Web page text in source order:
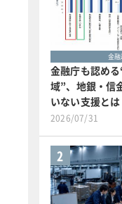
金
金融庁も認め
域”、地銀・信
いない支援とは
2026/07/31
2